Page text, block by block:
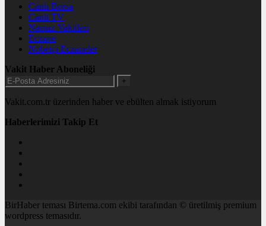
Canlı Borsa
Canlı TV
Namaz Vakitleri
Eczane
Nöbetçi Eczaneler
Vakit Haber Aboneliği
+
Vakit.com.tr üzerinden haber ve ebülten almak istiyorum
Haberlerimizi Takip Et
BirHaber teması Birtema.com ekibi tarafından © üretilmiş premium
wordpress temasıdır.